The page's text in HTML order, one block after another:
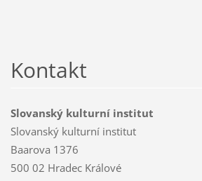
Kontakt
Slovanský kulturní institut
Slovanský kulturní institut
Baarova 1376
500 02 Hradec Králové